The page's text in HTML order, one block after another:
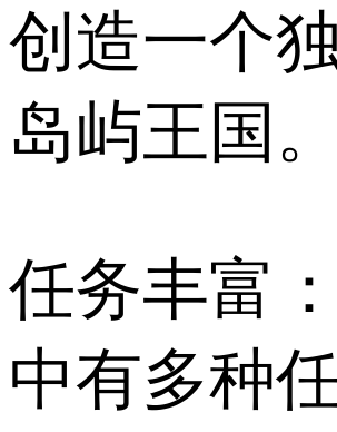
创造一个
岛屿王国。
任务丰富
中有多种